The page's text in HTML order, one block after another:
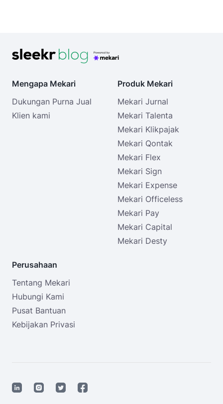
Mengapa Mekari
Dukungan Purna Jual
Klien kami
Produk Mekari
Mekari Jurnal
Mekari Talenta
Mekari Klikpajak
Mekari Qontak
Mekari Flex
Mekari Sign
Mekari Expense
Mekari Officeless
Mekari Pay
Mekari Capital
Mekari Desty
Perusahaan
Tentang Mekari
Hubungi Kami
Pusat Bantuan
Kebijakan Privasi